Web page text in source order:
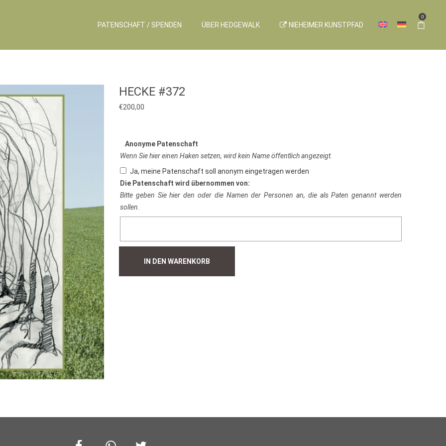
PATENSCHAFT / SPENDEN ÜBER HEDGEWALK NIEHEIMER KUNSTPFAD
0
HECKE #372
€200,00
Anonyme Patenschaft
Wenn Sie hier einen Haken setzen, wird kein Name öffentlich angezeigt.
Ja, meine Patenschaft soll anonym eingetragen werden
Die Patenschaft wird übernommen von:
Bitte geben Sie hier den oder die Namen der Personen an, die als Paten genannt werden
sollen.
Menge
IN DEN WARENKORB